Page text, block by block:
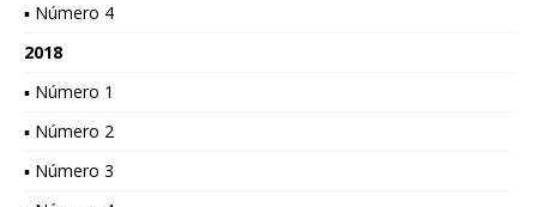
▪ Número 4
2018
▪ Número 1
▪ Número 2
▪ Número 3